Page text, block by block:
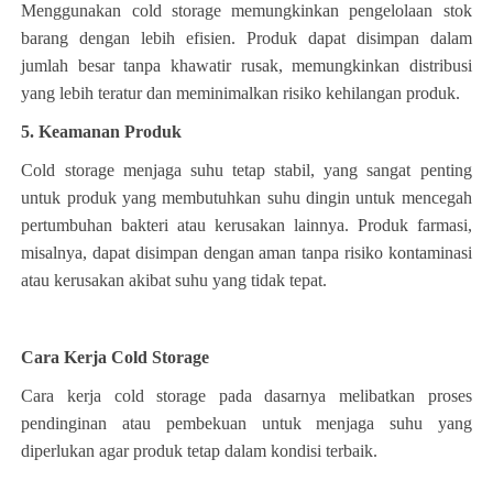
Menggunakan cold storage memungkinkan pengelolaan stok
barang dengan lebih efisien. Produk dapat disimpan dalam
jumlah besar tanpa khawatir rusak, memungkinkan distribusi
yang lebih teratur dan meminimalkan risiko kehilangan produk.
5. Keamanan Produk
Cold storage menjaga suhu tetap stabil, yang sangat penting
untuk produk yang membutuhkan suhu dingin untuk mencegah
pertumbuhan bakteri atau kerusakan lainnya. Produk farmasi,
misalnya, dapat disimpan dengan aman tanpa risiko kontaminasi
atau kerusakan akibat suhu yang tidak tepat.
Cara Kerja Cold Storage
Cara kerja cold storage pada dasarnya melibatkan proses
pendinginan atau pembekuan untuk menjaga suhu yang
diperlukan agar produk tetap dalam kondisi terbaik.